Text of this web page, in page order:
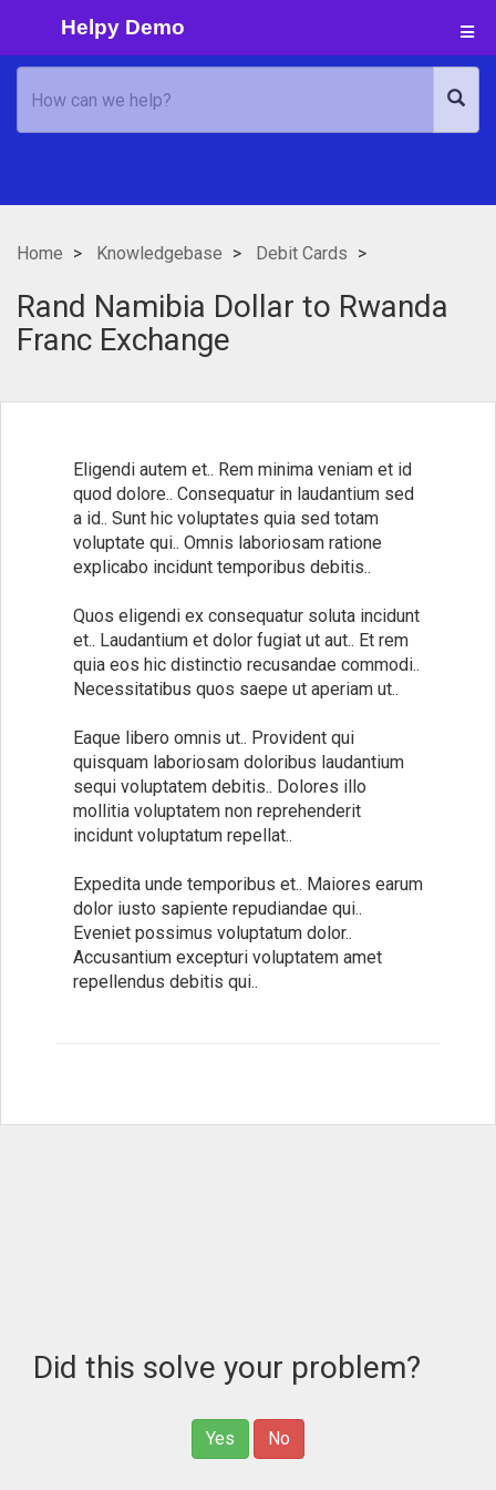
Helpy Demo
Home Knowledgebase Debit Cards
Rand Namibia Dollar to Rwanda
Franc Exchange
Eligendi autem et.. Rem minima veniam et id
quod dolore.. Consequatur in laudantium sed
a id.. Sunt hic voluptates quia sed totam
voluptate qui.. Omnis laboriosam ratione
explicabo incidunt temporibus debitis..
Quos eligendi ex consequatur soluta incidunt
et.. Laudantium et dolor fugiat ut aut.. Et rem
quia eos hic distinctio recusandae commodi..
Necessitatibus quos saepe ut aperiam ut..
Eaque libero omnis ut.. Provident qui
quisquam laboriosam doloribus laudantium
sequi voluptatem debitis.. Dolores illo
mollitia voluptatem non reprehenderit
incidunt voluptatum repellat..
Expedita unde temporibus et.. Maiores earum
dolor iusto sapiente repudiandae qui..
Eveniet possimus voluptatum dolor..
Accusantium excepturi voluptatem amet
repellendus debitis qui..
Did this solve your problem?
Yes No